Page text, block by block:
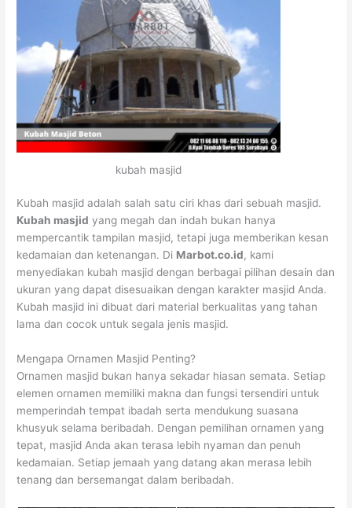
kubah masjid
Kubah masjid adalah salah satu ciri khas dari sebuah masjid.
Kubah masjid yang megah dan indah bukan hanya
mempercantik tampilan masjid, tetapi juga memberikan kesan
kedamaian dan ketenangan. Di Marbot.co.id, kami
menyediakan kubah masjid dengan berbagai pilihan desain dan
ukuran yang dapat disesuaikan dengan karakter masjid Anda.
Kubah masjid ini dibuat dari material berkualitas yang tahan
lama dan cocok untuk segala jenis masjid.
Mengapa Ornamen Masjid Penting?
Ornamen masjid bukan hanya sekadar hiasan semata. Setiap
elemen ornamen memiliki makna dan fungsi tersendiri untuk
memperindah tempat ibadah serta mendukung suasana
khusyuk selama beribadah. Dengan pemilihan ornamen yang
tepat, masjid Anda akan terasa lebih nyaman dan penuh
kedamaian. Setiap jemaah yang datang akan merasa lebih
tenang dan bersemangat dalam beribadah.